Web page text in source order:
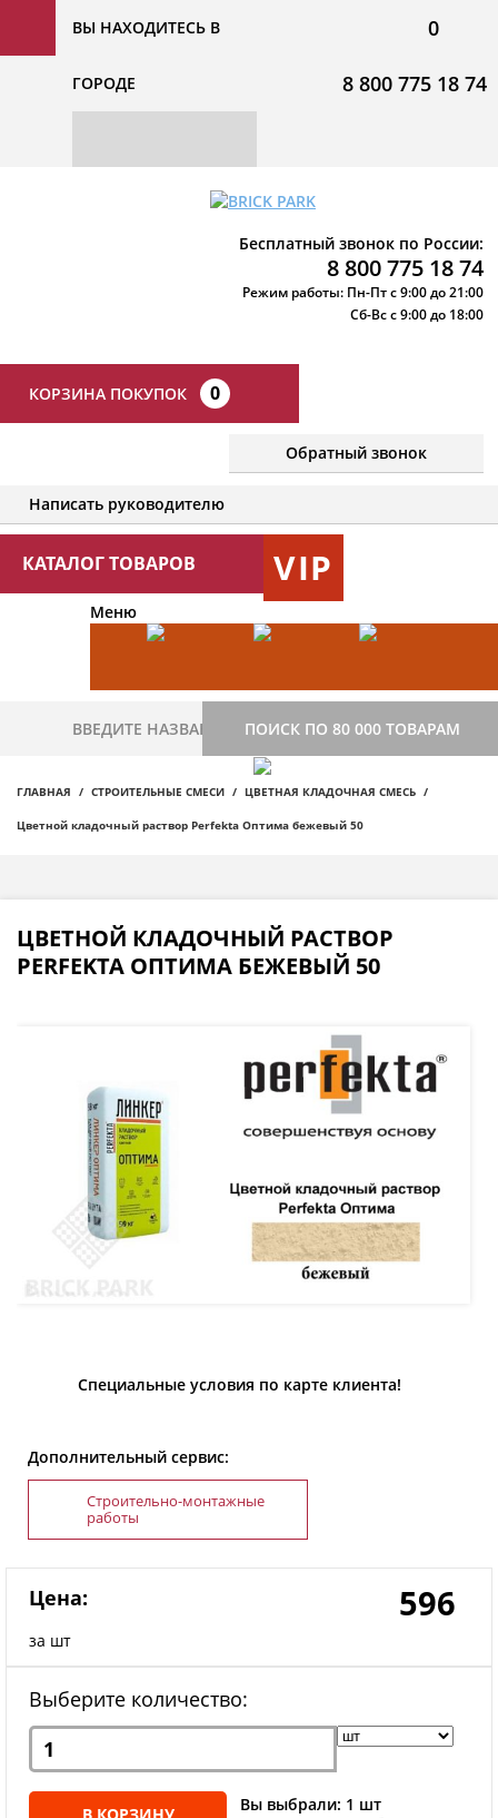
ВЫ НАХОДИТЕСЬ В
ГОРОДЕ
0
8 800 775 18 74
Бесплатный звонок по России:
8 800 775 18 74
Режим работы: Пн-Пт с 9:00 до 21:00
Сб-Вс с 9:00 до 18:00
КОРЗИНА ПОКУПОК 0
Обратный звонок
Написать руководителю
КАТАЛОГ ТОВАРОВ VIP
Меню
ПОИСК ПО 80 000 ТОВАРАМ
ГЛАВНАЯ СТРОИТЕЛЬНЫЕ СМЕСИ ЦВЕТНАЯ КЛАДОЧНАЯ СМЕСЬ
Цветной кладочный раствор Perfekta Оптима бежевый 50
ЦВЕТНОЙ КЛАДОЧНЫЙ РАСТВОР
PERFEKTA ОПТИМА БЕЖЕВЫЙ 50
Специальные условия по карте клиента!
Дополнительный сервис:
Строительно-монтажные
работы
Цена:
за шт
596
Выберите количество:
Вы выбрали: 1 шт